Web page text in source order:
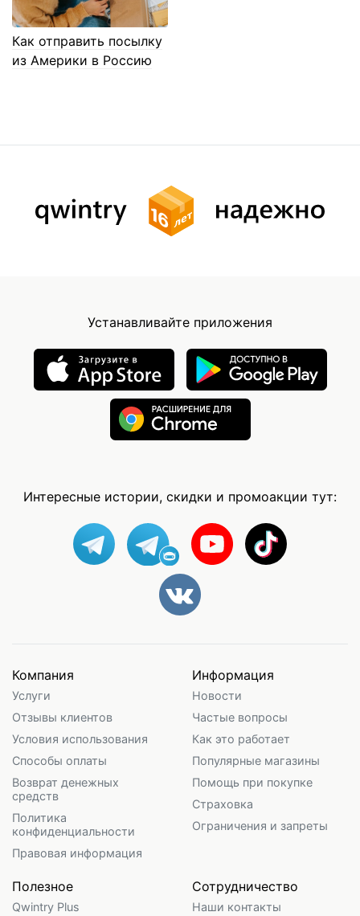
Как отправить посылку
из Америки в Россию
Устанавливайте приложения
Интересные истории, скидки и промоакции тут:
Компания
Услуги
Отзывы клиентов
Условия использования
Способы оплаты
Возврат денежных
средств
Политика
конфиденциальности
Правовая информация
Информация
Новости
Частые вопросы
Как это работает
Популярные магазины
Помощь при покупке
Страховка
Ограничения и запреты
Полезное
Qwintry Plus
Сотрудничество
Наши контакты